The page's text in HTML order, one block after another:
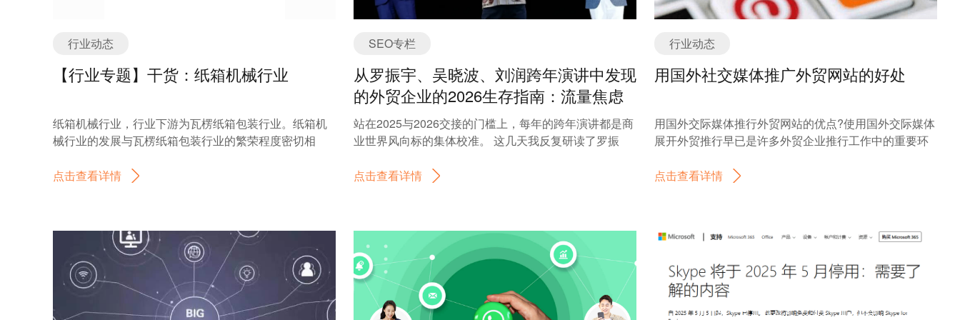
行业动态
【行业专题】干货：纸箱机械行业
纸箱机械行业，行业下游为瓦楞纸箱包装行业。纸箱机
械行业的发展与瓦楞纸箱包装行业的繁荣程度密切相
多世纪以来，瓦楞纸箱以其优越的使用性能和良好的加
保产品，利于环保，利于装卸运输，在各行各业中都有
着巨大需求。 瓦楞纸箱行业以食品、饮料等快速消费
品、电子、家电、医药、轻工等行业为主要服务对象，
这些行业尤其在中国正处于快速发展期，因此，瓦楞纸
箱行业在未来很长一个时期内属于朝阳产业。统计数据
点击查看详情
SEO专栏
从罗振宇、吴晓波、刘润跨年演讲中发现
的外贸企业的2026生存指南：流量焦虑
终结，GEO红利开启
站在2025与2026交接的门槛上，每年的跨年演讲都是商
业世界风向标的集体校准。 这几天我反复研读了罗振
的“内卷”与“焦虑”声中，我看到的却是一个令外贸人既背
贸人还在费尽心思研究谷歌关键词密度、琢磨如何发外
链时，刘润告诉我们“智能体”正在接管工作 ；吴晓波预
言流量时代终结，信息平权到来；罗振宇则提醒我们，
人类要爬上AI的梯子，去提供AI无法生成的真实体验。
这三场演讲的潜台词都在指向同一个变革：海外买家获
点击查看详情
行业动态
用国外社交媒体推广外贸网站的好处
用国外交际媒体推行外贸网站的优点?使用国外交际媒体
展开外贸推行早已是许多外贸企业推行工作中的重要环
牌忠诚度。关于企业来说提高用户的参加度、忠诚度其
的体会 注重现有客户对产品或效劳的体会，了解客户的
感触，只有为这些用户供给了杰出的效劳企业才干愈加
了解自己的方针用户群，才有利于品牌忠诚度的提高。
2、增加娱乐的元素 在交际渠道中企业需求经过一些风
趣的元素招引用户的注重和参加，比方一些小检验或是
点击查看详情